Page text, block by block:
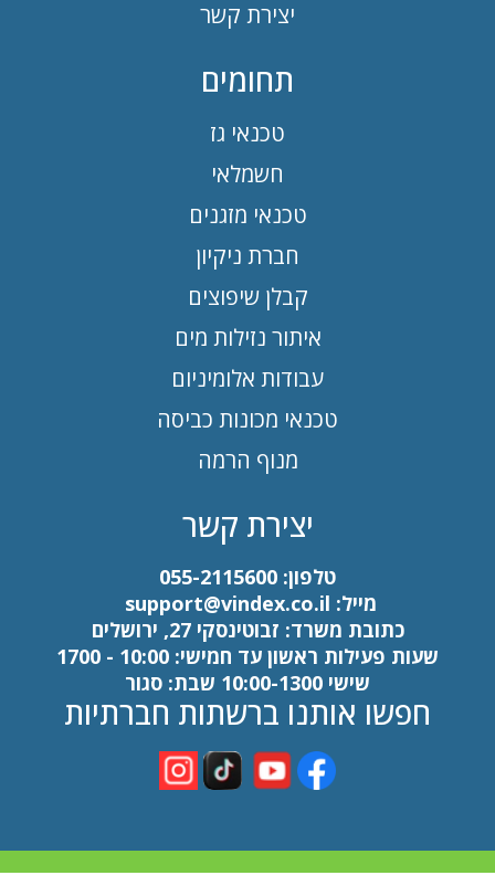
יצירת קשר
תחומים
טכנאי גז
חשמלאי
טכנאי מזגנים
חברת ניקיון
קבלן שיפוצים
איתור נזילות מים
עבודות אלומיניום
טכנאי מכונות כביסה
מנוף הרמה
יצירת קשר
טלפון: 055-2115600
מייל: support@vindex.co.il
כתובת משרד: זבוטינסקי 27, ירושלים
שעות פעילות ראשון עד חמישי: 10:00 - 1700
שישי 10:00-1300 שבת: סגור
חפשו אותנו ברשתות חברתיות